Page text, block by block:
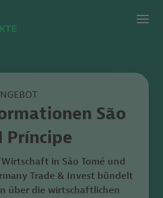
Menü
São
Príncipe
in São Tomé und
Trade & Invest bündelt
über die wirtschaftlichen